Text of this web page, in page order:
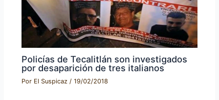
Policías de Tecalitlán son investigados
por desaparición de tres italianos
Por El Suspicaz/19/02/2018